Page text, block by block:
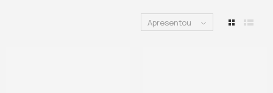
Apresentou